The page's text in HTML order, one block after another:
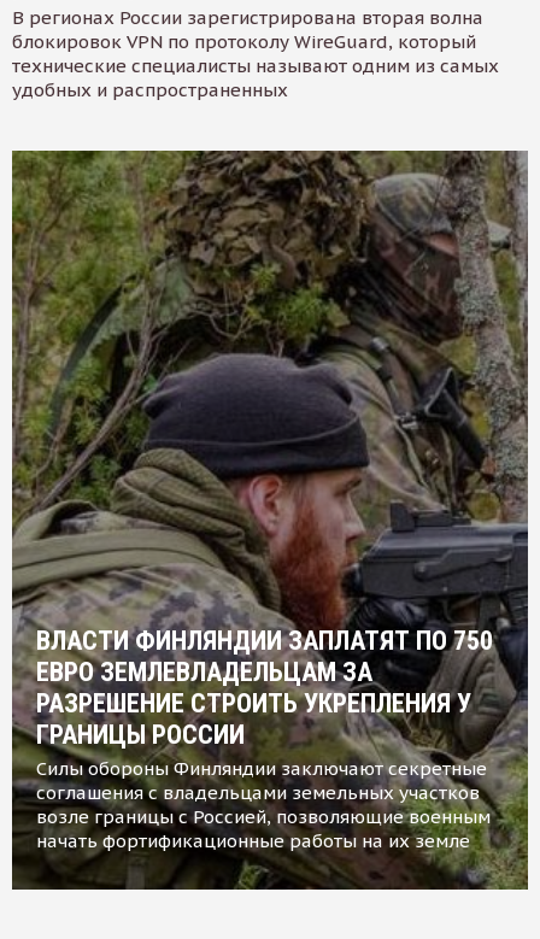
В регионах России зарегистрирована вторая волна
блокировок VPN по протоколу WireGuard, который
технические специалисты называют одним из самых
удобных и распространенных
ВЛАСТИ ФИНЛЯНДИИ ЗАПЛАТЯТ ПО 750
ЕВРО ЗЕМЛЕВЛАДЕЛЬЦАМ ЗА
РАЗРЕШЕНИЕ СТРОИТЬ УКРЕПЛЕНИЯ У
ГРАНИЦЫ РОССИИ
Силы обороны Финляндии заключают секретные
соглашения с владельцами земельных участков
возле границы с Россией, позволяющие военным
начать фортификационные работы на их земле